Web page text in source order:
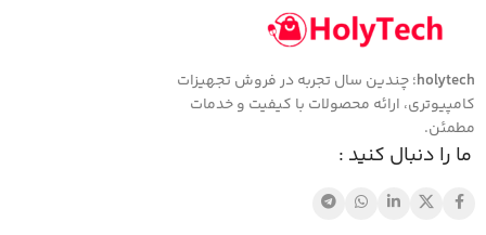
holytech؛ چندین سال تجربه در فروش تجهیزات
کامپیوتری، ارائه محصولات با کیفیت و خدمات
مطمئن.
ما را دنبال کنید :